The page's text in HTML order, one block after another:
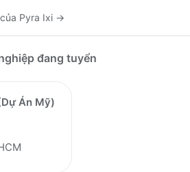
Pyra Ixi →
đang tuyển
Án Mỹ)